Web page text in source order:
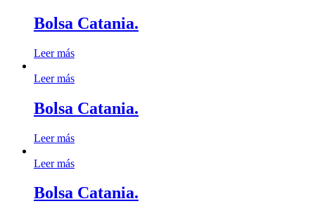
Bolsa Catania.
Leer más
Leer más
Bolsa Catania.
Leer más
Leer más
Bolsa Catania.